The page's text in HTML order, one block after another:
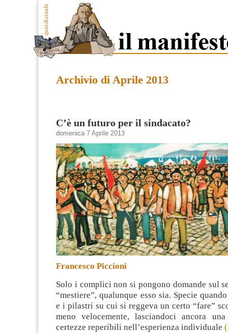
Archivio di Aprile 2013
C’è un futuro per il sindacato?
domenica 7 Aprile 2013
Francesco Piccioni
Solo i complici non si pongono domande sul
“mestiere”, qualunque esso sia. Specie
e i pilastri su cui si reggeva un certo “fare”
meno velocemente, lasciandoci ancora
certezze reperibili nell’esperienza individuale